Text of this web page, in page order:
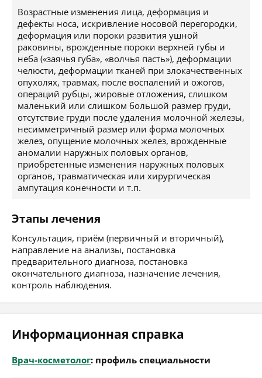
Возрастные изменения лица, деформация и
дефекты носа, искривление носовой перегородки,
деформация или пороки развития ушной
раковины, врожденные пороки верхней губы и
неба («заячья губа», «волчья пасть»), деформации
челюсти, деформации тканей при злокачественных
опухолях, травмах, после воспалений и ожогов,
операций рубцы, жировые отложения, слишком
маленький или слишком большой размер груди,
отсутствие груди после удаления молочной железы,
несимметричный размер или форма молочных
желез, опущение молочных желез, врожденные
аномалии наружных половых органов,
приобретенные изменения наружных половых
органов, травматическая или хирургическая
ампутация конечности и т.п.
Этапы лечения
Консультация, приём (первичный и вторичный),
направление на анализы, постановка
предварительного диагноза, постановка
окончательного диагноза, назначение лечения,
контроль наблюдения.
Информационная справка
Врач-косметолог: профиль специальности